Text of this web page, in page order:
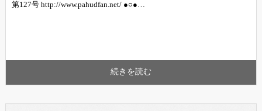
第127号 http://www.pahudfan.net/ ●○●…
続きを読む